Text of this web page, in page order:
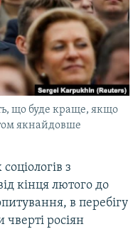
що буде краще, якщо
якнайдовше
з
кінця лютого до
в перебігу
росіян